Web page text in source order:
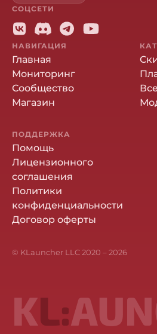
СОЦСЕТИ
НАВИГАЦИЯ
Главная
Мониторинг
Сообщество
Магазин
ПОДДЕРЖКА
Помощь
Лицензионного
соглашения
Политики
конфиденциальности
Договор оферты
© KLauncher LLC 2020 –2026
KL: